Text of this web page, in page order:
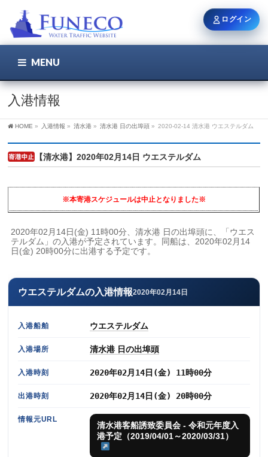
MENU
入港情報
HOME » 入港情報 » 清水港 » 清水港 日の出埠頭 » 2020-02-14 清水港 ウエステルダム
【清水港】2020年02月14日 ウエステルダム
※本寄港スケジュールは中止となりました※
2020年02月14日(金) 11時00分、清水港 日の出埠頭に、「ウエス
テルダム」の入港が予定されています。同船は、2020年02月14
日(金) 20時00分に出港する予定です。
ウエステルダムの入港情報2020年02月14日
入港船舶 ウエステルダム
入港場所 清水港 日の出埠頭
入港時刻 2020年02月14日(金) 11時00分
出港時刻 2020年02月14日(金) 20時00分
情報元URL
清水港客船誘致委員会 - 令和元年度入
港予定（2019/04/01～2020/03/31）
ログイン
ユーザー名 / メール
ログイン状態を保持
新規登録 パスワードを忘れた方